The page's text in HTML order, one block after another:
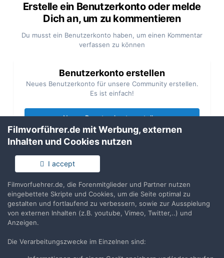
Erstelle ein Benutzerkonto oder melde
Dich an, um zu kommentieren
Du musst ein Benutzerkonto haben, um einen Kommentar
verfassen zu können
Benutzerkonto erstellen
Neues Benutzerkonto für unsere Community erstellen.
Es ist einfach!
Neues Benutzerkonto erstellen
Du hast bereits ein Benutzerkonto? Melde Dich hier an.
Jetzt anmelden
Teilen Folgen
Filmvorführer.de mit Werbung, externen
Inhalten und Cookies nutzen
I accept
Filmvorfuehrer.de, die Forenmitglieder und Partner nutzen
eingebettete Skripte und Cookies, um die Seite optimal zu
gestalten und fortlaufend zu verbessern, sowie zur Ausspielung
von externen Inhalten (z.B. youtube, Vimeo, Twitter,..) und
Anzeigen.
Die Verarbeitungszwecke im Einzelnen sind: